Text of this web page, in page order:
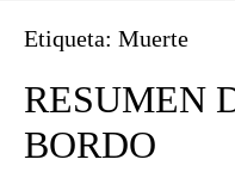
Etiqueta: Muerte
RESUMEN
BORDO